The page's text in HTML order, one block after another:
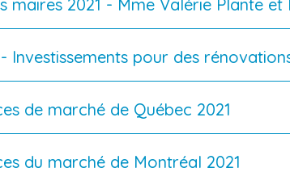
maires 2021 - Mme Valérie Plante
- Investissements pour des
de marché de Québec 2021
du marché de Montréal 2021